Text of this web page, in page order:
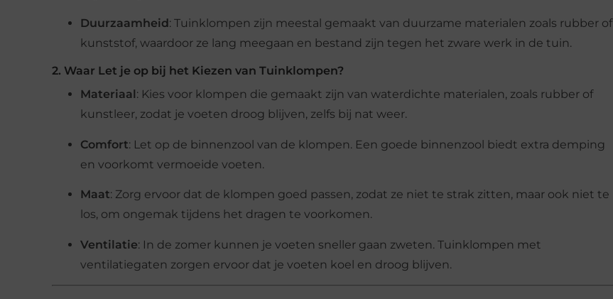
Duurzaamheid : Tuinklompen zijn meestal gemaakt van duurzame materialen zoals rubber of
kunststof, waardoor ze lang meegaan en bestand zijn tegen het zware werk in de tuin.
2. Waar Let je op bij het Kiezen van Tuinklompen?
Materiaal : Kies voor klompen die gemaakt zijn van waterdichte materialen, zoals rubber of
kunstleer, zodat je voeten droog blijven, zelfs bij nat weer.
Comfort: Let op de binnenzool van de klompen. Een goede binnenzool biedt extra demping
en voorkomt vermoeide voeten.
Maat: Zorg ervoor dat de klompen goed passen, zodat ze niet te strak zitten, maar ook niet te
los, om ongemak tijdens het dragen te voorkomen.
Ventilatie: In de zomer kunnen je voeten sneller gaan zweten. Tuinklompen met
ventilatiegaten zorgen ervoor dat je voeten koel en droog blijven.